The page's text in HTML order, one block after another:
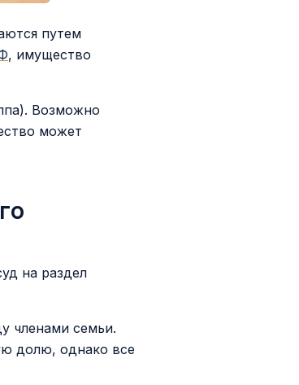
путем
, имущество
Возможно
может
на раздел
членами семьи.
долю, однако все